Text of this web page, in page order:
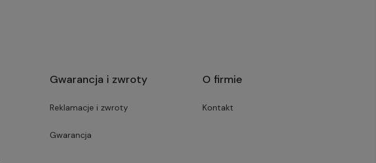
Gwarancja i zwroty
Reklamacje i zwroty
Gwarancja
O firmie
Kontakt